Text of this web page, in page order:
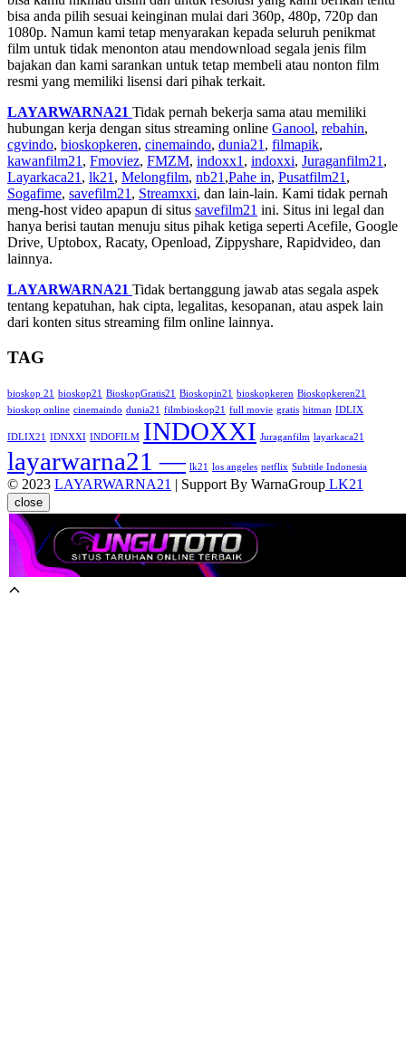
bisa anda pilih sesuai keinginan mulai dari 360p, 480p, 720p dan
1080p. Namun kami tetap menyarakan kepada seluruh penikmat
film untuk tidak menonton atau mendownload segala jenis film
bajakan dan kami sarankan untuk tetap membeli atau nonton film
resmi yang memiliki lisensi dari pihak terkait.
LAYARWARNA21 Tidak pernah bekerja sama atau memiliki
hubungan kerja dengan situs streaming online Ganool, rebahin,
cgvindo, bioskopkeren, cinemaindo, dunia21 , filmapik,
kawanfilm21 , Fmoviez, FMZM, indoxx1 , indoxxi, Juraganfilm21 ,
Layarkaca21 , lk21 , Melongfilm, nb21 ,Pahe in, Pusatfilm21 ,
Sogafime, savefilm21 , Streamxxi, dan lain-lain. Kami tidak pernah
meng-host video apapun di situs savefilm21 ini. Situs ini legal dan
hanya berisi tautan menuju situs pihak ketiga seperti Acefile, Google
Drive, Uptobox, Racaty, Openload, Zippyshare, Rapidvideo, dan
lainnya.
LAYARWARNA21 Tidak bertanggung jawab atas segala aspek
tentang kepatuhan, hak cipta, legalitas, kesopanan, atau aspek lain
dari konten situs streaming film online lainnya.
TAG
bioskop 21 bioskop21 BioskopGratis21 Bioskopin21 bioskopkeren Bioskopkeren21
bioskop online cinemaindo dunia21 filmbioskop21 full movie gratis hitman IDLIX
IDLIX21 IDNXXI INDOFILM INDOXXI Juraganfilm layarkaca21
layarwarna21 — lk21 los angeles netflix Subtitle Indonesia
© 2023 LAYARWARNA21 | Support By WarnaGroup LK21
close